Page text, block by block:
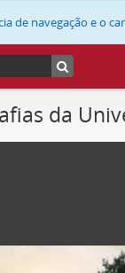
de navegação e o
da